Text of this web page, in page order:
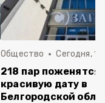
Общество Сегодня,
218 пар поженятся
красивую дату в
Белгородской